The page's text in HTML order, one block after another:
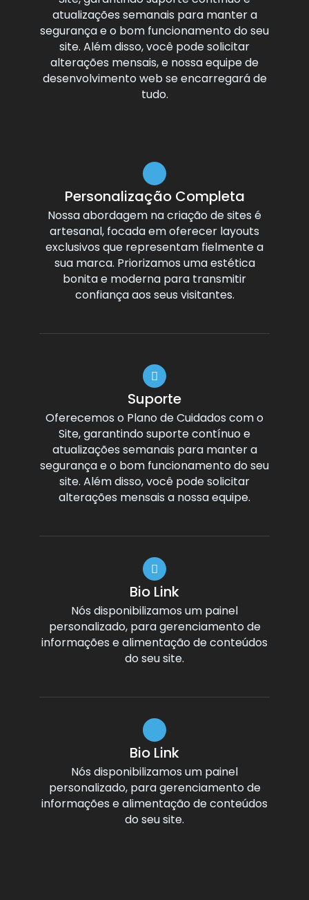
atualizações semanais para manter a
segurança e o bom funcionamento do seu
site. Além disso, você pode solicitar
alterações mensais, e nossa equipe de
desenvolvimento web se encarregará de
tudo.
Personalização Completa
Nossa abordagem na criação de sites é
artesanal, focada em oferecer layouts
exclusivos que representam fielmente a
sua marca. Priorizamos uma estética
bonita e moderna para transmitir
confiança aos seus visitantes.
Suporte
Oferecemos o Plano de Cuidados com o
Site, garantindo suporte contínuo e
atualizações semanais para manter a
segurança e o bom funcionamento do seu
site. Além disso, você pode solicitar
alterações mensais a nossa equipe.
Bio Link
Nós disponibilizamos um painel
personalizado, para gerenciamento de
informações e alimentação de conteúdos
do seu site.
Bio Link
Nós disponibilizamos um painel
personalizado, para gerenciamento de
informações e alimentação de conteúdos
do seu site.